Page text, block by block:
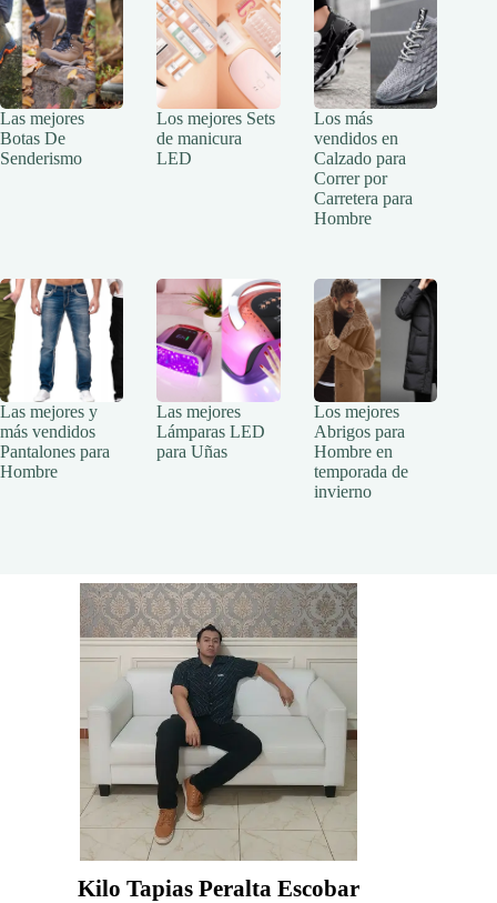
Las mejores
Botas De
Senderismo
Los mejores Sets
de manicura
LED
Los más
vendidos en
Calzado para
Correr por
Carretera para
Hombre
Las mejores y
más vendidos
Pantalones para
Hombre
Las mejores
Lámparas LED
para Uñas
Los mejores
Abrigos para
Hombre en
temporada de
invierno
Kilo Tapias Peralta Escobar